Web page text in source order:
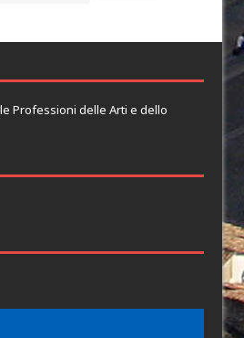
Professioni delle Arti e dello